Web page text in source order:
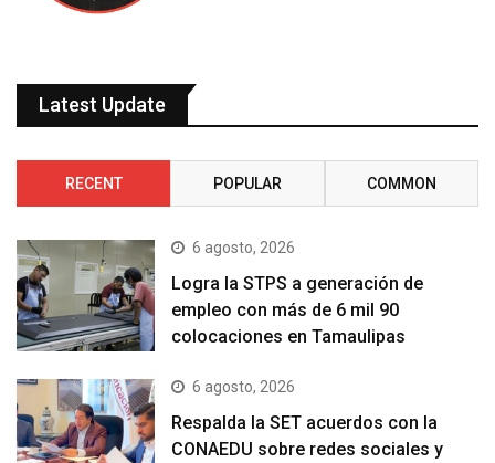
Latest Update
RECENT POPULAR COMMON
6 agosto, 2026
Logra la STPS a generación de
empleo con más de 6 mil 90
colocaciones en Tamaulipas
6 agosto, 2026
Respalda la SET acuerdos con la
CONAEDU sobre redes sociales y